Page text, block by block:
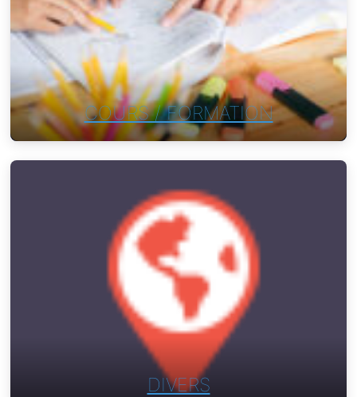
COURS / FORMATION
DIVERS